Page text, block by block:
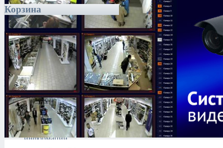
Корзина
Каталог
Антитеррористическое
оборудование
Поиск и выявление
каналов утечки
информации